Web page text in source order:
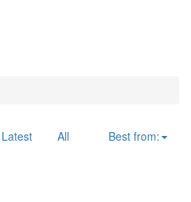
Latest All
Best from: